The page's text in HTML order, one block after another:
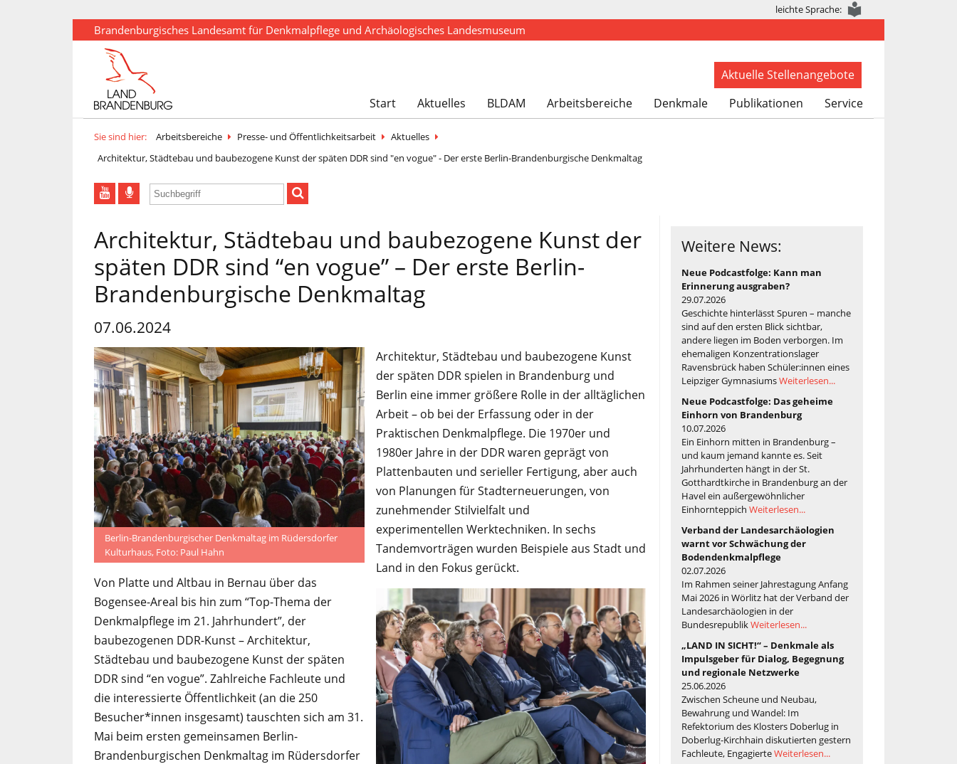
leichte Sprache:
Brandenburgisches Landesamt für Denkmalpflege und Archäologisches Landesmuseum
Aktuelle Stellenangebote
Start
Aktuelles BLDAM Arbeitsbereiche Denkmale Publikationen Service
Sie sind hier: Arbeitsbereiche Presse- und Öffentlichkeitsarbeit
Aktuelles
Architektur, Städtebau und baubezogene Kunst der späten DDR sind "en vogue" - Der erste Berlin-Brandenburgische Denkmaltag
Architektur, Städtebau und baubezogene Kunst der
späten DDR sind “en vogue” – Der erste Berlin-
Brandenburgische Denkmaltag
07.06.2024
Berlin-Brandenburgischer Denkmaltag im Rüdersdorfer
Kulturhaus, Foto: Paul Hahn
Von Platte und Altbau in Bernau über das
Bogensee-Areal bis hin zum “Top-Thema der
Denkmalpflege im 21. Jahrhundert”, der
baubezogenen DDR-Kunst – Architektur,
Städtebau und baubezogene Kunst der späten
DDR sind “en vogue”. Zahlreiche Fachleute und
die interessierte Öffentlichkeit (an die 250
Besucher*innen insgesamt) tauschten sich am 31.
Mai beim ersten gemeinsamen Berlin-
Brandenburgischen Denkmaltag im Rüdersdorfer
Architektur, Städtebau und baubezogene Kunst
der späten DDR spielen in Brandenburg und
Berlin eine immer größere Rolle in der alltäglichen
Arbeit – ob bei der Erfassung oder in der
Praktischen Denkmalpflege. Die 1970er und
1980er Jahre in der DDR waren geprägt von
Plattenbauten und serieller Fertigung, aber auch
von Planungen für Stadterneuerungen, von
zunehmender Stilvielfalt und
experimentellen Werktechniken. In sechs
Tandemvorträgen wurden Beispiele aus Stadt und
Land in den Fokus gerückt.
Weitere News:
Neue Podcastfolge: Kann man
Erinnerung ausgraben?
29.07.2026
Geschichte hinterlässt Spuren – manche
sind auf den ersten Blick sichtbar,
andere liegen im Boden verborgen. Im
ehemaligen Konzentrationslager
Ravensbrück haben Schüler:innen eines
Leipziger GymnasiumsWeiterlesen...
Neue Podcastfolge: Das geheime
Einhorn von Brandenburg
10.07.2026
Ein Einhorn mitten in Brandenburg –
und kaum jemand kannte es. Seit
Jahrhunderten hängt in der St.
Gotthardtkirche in Brandenburg an der
Havel ein außergewöhnlicher
Einhornteppich Weiterlesen...
Verband der Landesarchäologien
warnt vor Schwächung der
Bodendenkmalpflege
02.07.2026
Im Rahmen seiner Jahrestagung Anfang
Mai 2026 in Wörlitz hat der Verband der
Landesarchäologien in der
BundesrepublikWeiterlesen...
„LAND IN SICHT!“ – Denkmale als
Impulsgeber für Dialog, Begegnung
und regionale Netzwerke
25.06.2026
Zwischen Scheune und Neubau,
Bewahrung und Wandel: Im
Refektorium des Klosters Doberlug in
Doberlug-Kirchhain diskutierten gestern
Fachleute, EngagierteWeiterlesen...